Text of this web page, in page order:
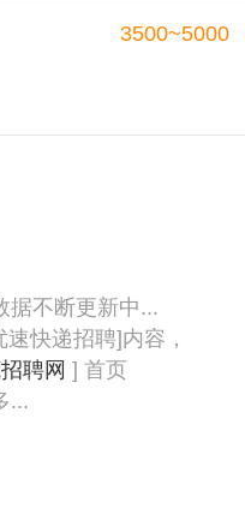
3500~5000
据不断更新中...
快递招聘]内容，
聘网 ] 首页
...